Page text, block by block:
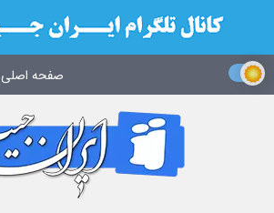
صفحه اصلی